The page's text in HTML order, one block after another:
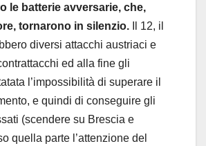
le batterie avversarie, che,
tornarono in silenzio. Il 12, il
diversi attacchi austriaci e
ed alla fine gli
l’impossibilità di superare il
e quindi di conseguire gli
(scendere su Brescia e
quella parte l’attenzione del